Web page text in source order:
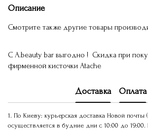
Описание
Смотрите также другие товары
С A.beauty bar выгодно ! Скидка при
фирменной кисточки Atache
Доставка Оплата
1. По Киеву: курьерская доставка Новой почты
осуществляется в будние дни с 10:00 до